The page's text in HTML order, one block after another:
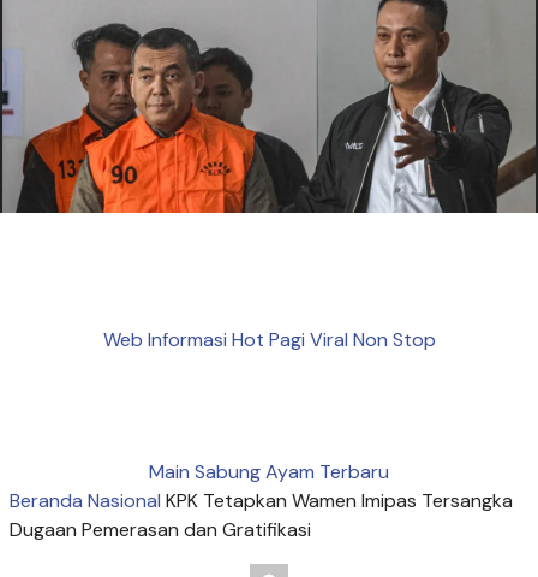
Web Informasi Hot Pagi Viral Non Stop
Main Sabung Ayam Terbaru
Beranda Nasional KPK Tetapkan Wamen Imipas Tersangka
Dugaan Pemerasan dan Gratifikasi